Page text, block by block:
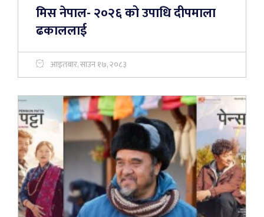
मिस नेपाल- २०२६ को उपाधि दीपमाला
ढकाललाई
आइतबार, साउन १७, २०८३